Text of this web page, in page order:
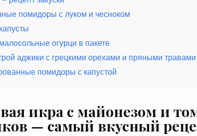
помидоры с луком и чесноком
огурци в пакете
аджики с грецкими орехами и пряными травами
помидоры с капустой
икра с майонезом и
— самый вкусный